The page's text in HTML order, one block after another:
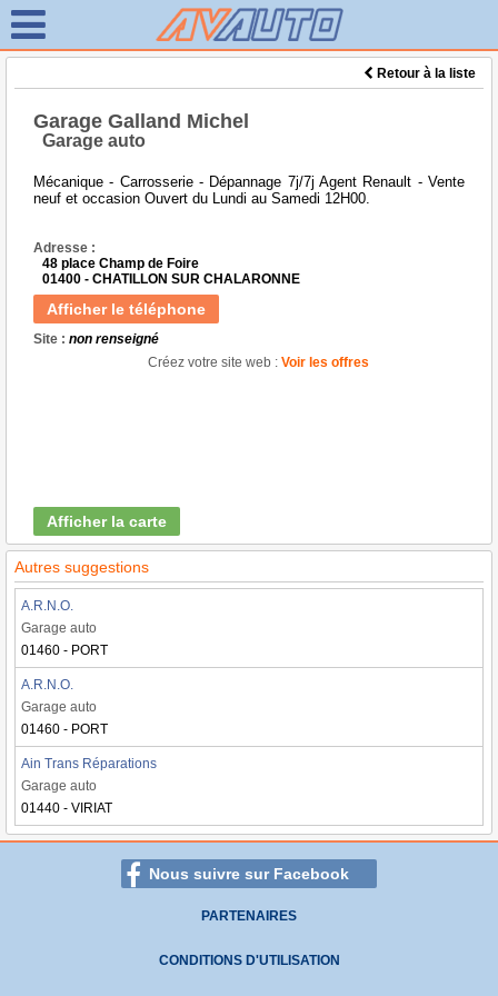
Retour à la liste
Garage Galland Michel
Garage auto
Mécanique - Carrosserie - Dépannage 7j/7j Agent Renault - Vente
neuf et occasion Ouvert du Lundi au Samedi 12H00.
Adresse :
48 place Champ de Foire
01400 - CHATILLON SUR CHALARONNE
Afficher le téléphone
Site : non renseigné
Créez votre site web : Voir les offres
Afficher la carte
Autres suggestions
A.R.N.O.
Garage auto
01460 - PORT
A.R.N.O.
Garage auto
01460 - PORT
Ain Trans Réparations
Garage auto
01440 - VIRIAT
Nous suivre sur Facebook
PARTENAIRES
CONDITIONS D'UTILISATION